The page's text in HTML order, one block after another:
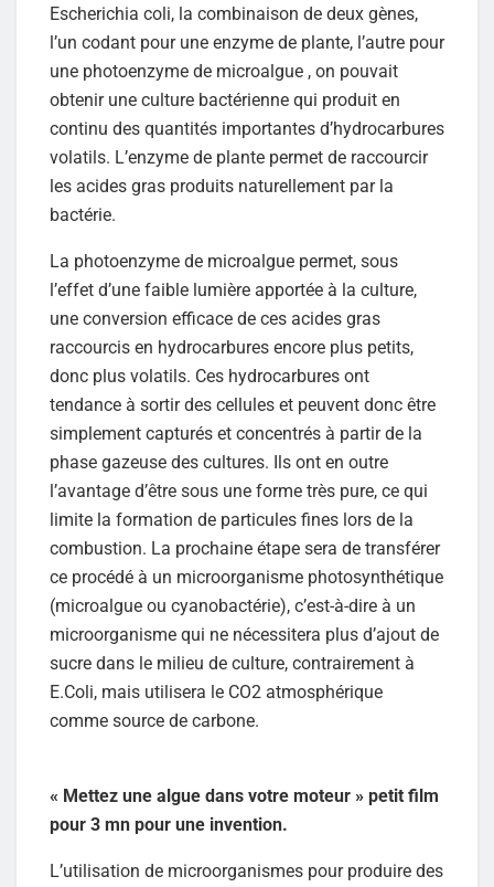
Escherichia coli, la combinaison de deux gènes,
l’un codant pour une enzyme de plante, l’autre pour
une photoenzyme de microalgue , on pouvait
obtenir une culture bactérienne qui produit en
continu des quantités importantes d’hydrocarbures
volatils. L’enzyme de plante permet de raccourcir
les acides gras produits naturellement par la
bactérie.
La photoenzyme de microalgue permet, sous
l’effet d’une faible lumière apportée à la culture,
une conversion efficace de ces acides gras
raccourcis en hydrocarbures encore plus petits,
donc plus volatils. Ces hydrocarbures ont
tendance à sortir des cellules et peuvent donc être
simplement capturés et concentrés à partir de la
phase gazeuse des cultures. Ils ont en outre
l’avantage d’être sous une forme très pure, ce qui
limite la formation de particules fines lors de la
combustion. La prochaine étape sera de transférer
ce procédé à un microorganisme photosynthétique
(microalgue ou cyanobactérie), c’est-à-dire à un
microorganisme qui ne nécessitera plus d’ajout de
sucre dans le milieu de culture, contrairement à
E.Coli, mais utilisera le CO2 atmosphérique
comme source de carbone.
« Mettez une algue dans votre moteur » petit film
pour 3 mn pour une invention.
L’utilisation de microorganismes pour produire des